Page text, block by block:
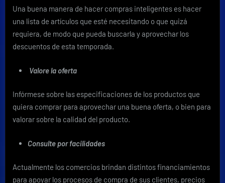
Una buena manera de hacer compras inteligentes es hacer
una lista de artículos que esté necesitando o que quizá
requiera, de modo que pueda buscarla y aprovechar los
descuentos de esta temporada.
Valore la oferta
Infórmese sobre las especificaciones de los productos que
quiera comprar para aprovechar una buena oferta, o bien para
valorar sobre la calidad del producto.
Consulte por facilidades
Actualmente los comercios brindan distintos financiamientos
para apoyar los procesos de compra de sus clientes, precios